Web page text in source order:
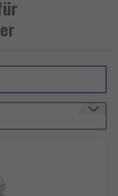
um und
Lösung
sorgen für